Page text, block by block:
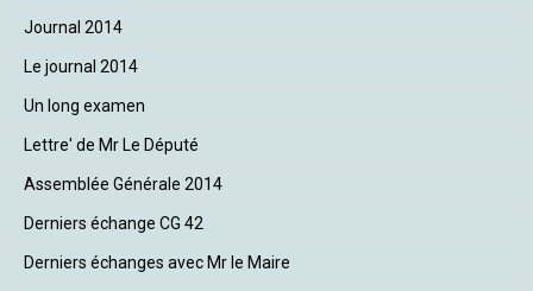
Journal 2014
Le journal 2014
Un long examen
Lettre' de Mr Le Député
Assemblée Générale 2014
Derniers échange CG 42
Derniers échanges avec Mr le Maire